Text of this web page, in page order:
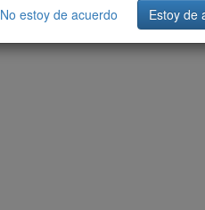
No estoy de acuerdo Estoy de